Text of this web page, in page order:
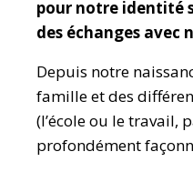
pour notre identité
des échanges avec
Depuis notre
famille et des
(l’école ou le travail,
profondément